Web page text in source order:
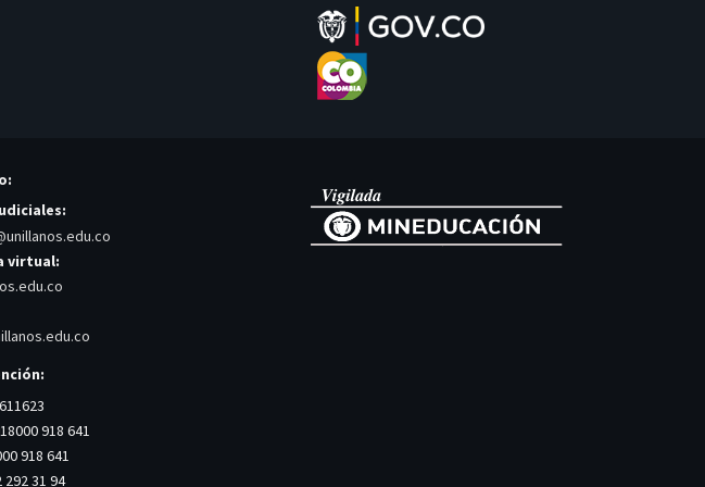
virtual:
918 641
918 641
31 94